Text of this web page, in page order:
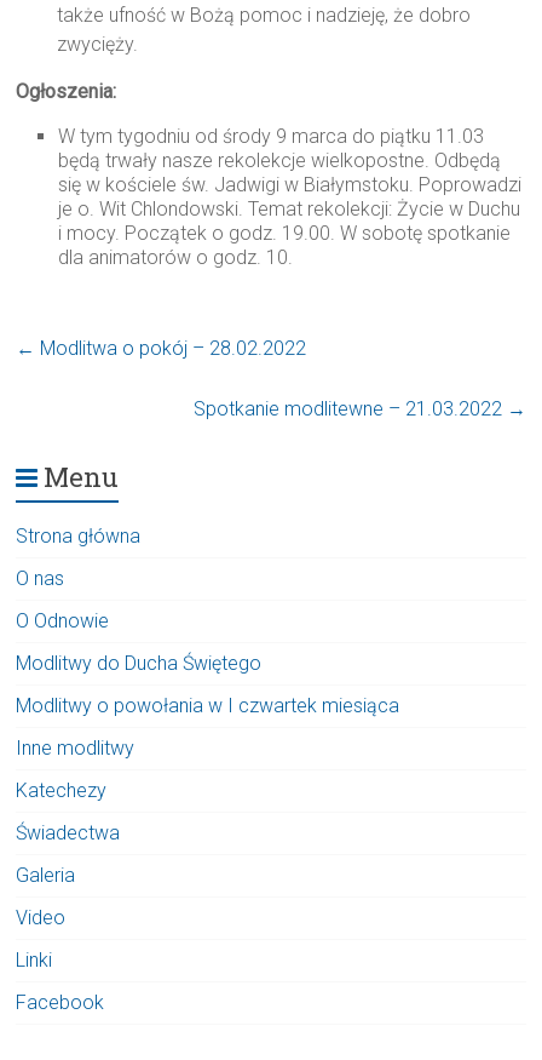
także ufność w Bożą pomoc i nadzieję, że dobro
zwycięży.
Ogłoszenia:
W tym tygodniu od środy 9 marca do piątku 11.03
będą trwały nasze rekolekcje wielkopostne. Odbędą
się w kościele św. Jadwigi w Białymstoku. Poprowadzi
je o. Wit Chlondowski. Temat rekolekcji: Życie w Duchu
i mocy. Początek o godz. 19.00. W sobotę spotkanie
dla animatorów o godz. 10.
← Modlitwa o pokój – 28.02.2022
Spotkanie modlitewne – 21.03.2022 →
Menu
Strona główna
O nas
O Odnowie
Modlitwy do Ducha Świętego
Modlitwy o powołania w I czwartek miesiąca
Inne modlitwy
Katechezy
Świadectwa
Galeria
Video
Linki
Facebook